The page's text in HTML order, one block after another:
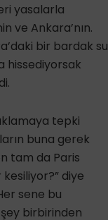
yasalarla
ve Ankara’nın.
bir bardak su
hissediyorsak
tepki
buna gerek
tam da Paris
diye
sene bu
birbirinden